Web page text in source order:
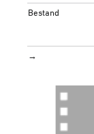
Bestand
→